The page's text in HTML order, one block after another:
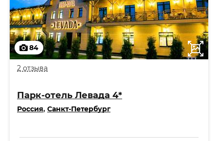
84
2 отзыва
Парк-отель Левада 4*
Россия, Санкт-Петербург